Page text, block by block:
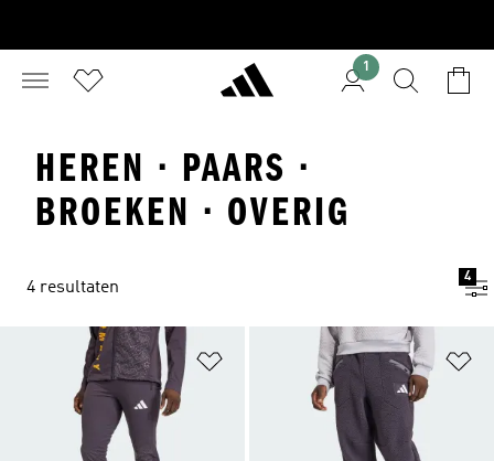
1
HEREN · PAARS ·
BROEKEN · OVERIG
4 resultaten
4
Op verlanglijst zetten